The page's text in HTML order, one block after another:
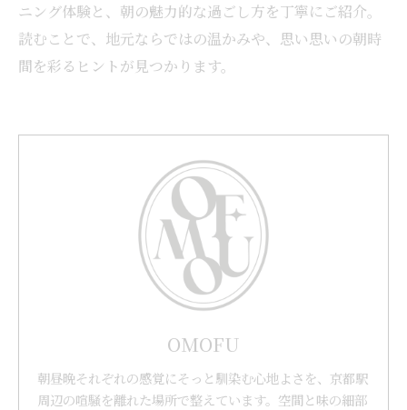
ニング体験と、朝の魅力的な過ごし方を丁寧にご紹介。
読むことで、地元ならではの温かみや、思い思いの朝時
間を彩るヒントが見つかります。
OMOFU
朝昼晩それぞれの感覚にそっと馴染む心地よさを、京都駅
周辺の喧騒を離れた場所で整えています。空間と味の細部